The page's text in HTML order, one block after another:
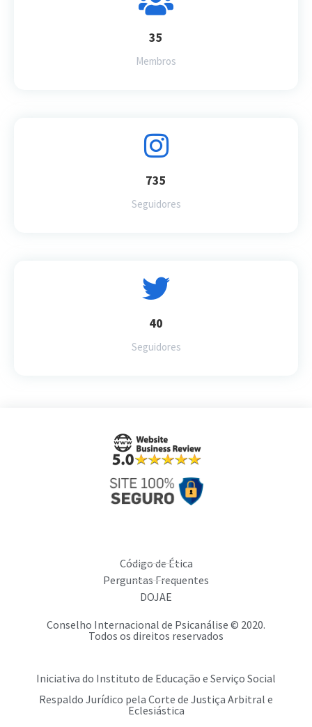
35
Membros
735
Seguidores
40
Seguidores
Código de Ética
Perguntas Frequentes
DOJAE
Conselho Internacional de Psicanálise © 2020.
Todos os direitos reservados
Iniciativa do Instituto de Educação e Serviço Social
Respaldo Jurídico pela Corte de Justiça Arbitral e
Eclesiástica